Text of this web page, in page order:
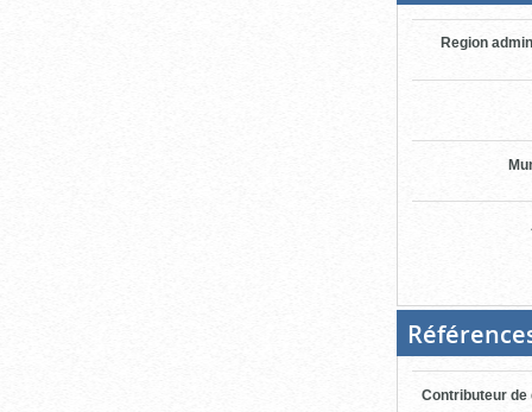
Region
Contributeur de